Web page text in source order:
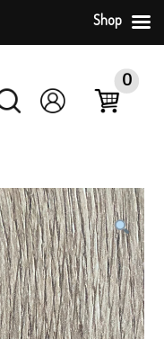
0
Shop